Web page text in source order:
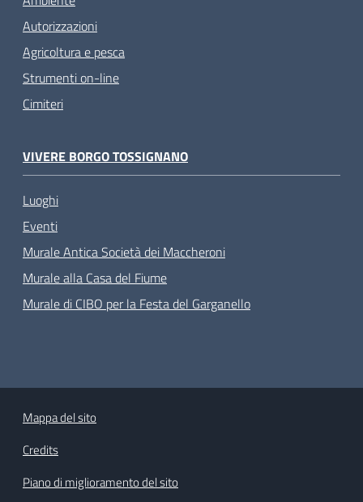
Autorizzazioni
Agricoltura e pesca
Strumenti on-line
Cimiteri
VIVERE BORGO TOSSIGNANO
Luoghi
Eventi
Murale Antica Società dei Maccheroni
Murale alla Casa del Fiume
Murale di CIBO per la Festa del Garganello
Mappa del sito
Credits
Piano di miglioramento del sito